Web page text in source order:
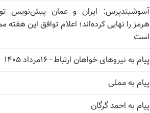
آسوشیتدپرس: ایران و عمان پیش‌نویس
هرمز را نهایی کرده‌اند؛ اعلام توافق این هفته
است
پیام به نیروهای خواهان ارتباط - ۱۶مرداد ۱۴۰۵
پیام به مملی
پیام به احمد گرگان